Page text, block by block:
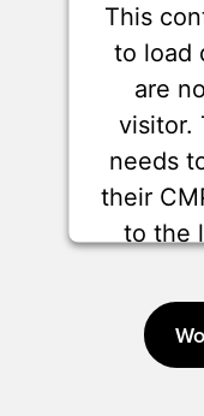
This
to load
are
visitor.
needs
their
to the